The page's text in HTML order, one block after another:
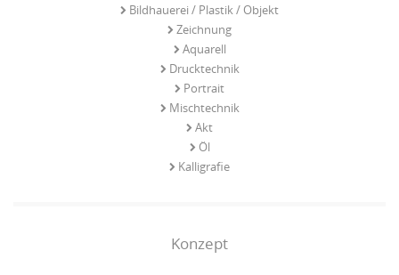
Bildhauerei / Plastik / Objekt
Zeichnung
Aquarell
Drucktechnik
Portrait
Mischtechnik
Akt
Öl
Kalligrafie
Konzept